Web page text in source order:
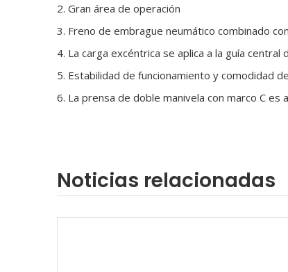
2. Gran área de operación
3. Freno de embrague neumático combinado
4. La carga excéntrica se aplica a la guía central
5. Estabilidad de funcionamiento y comodidad
6. La prensa de doble manivela con marco C es
Noticias relacionadas